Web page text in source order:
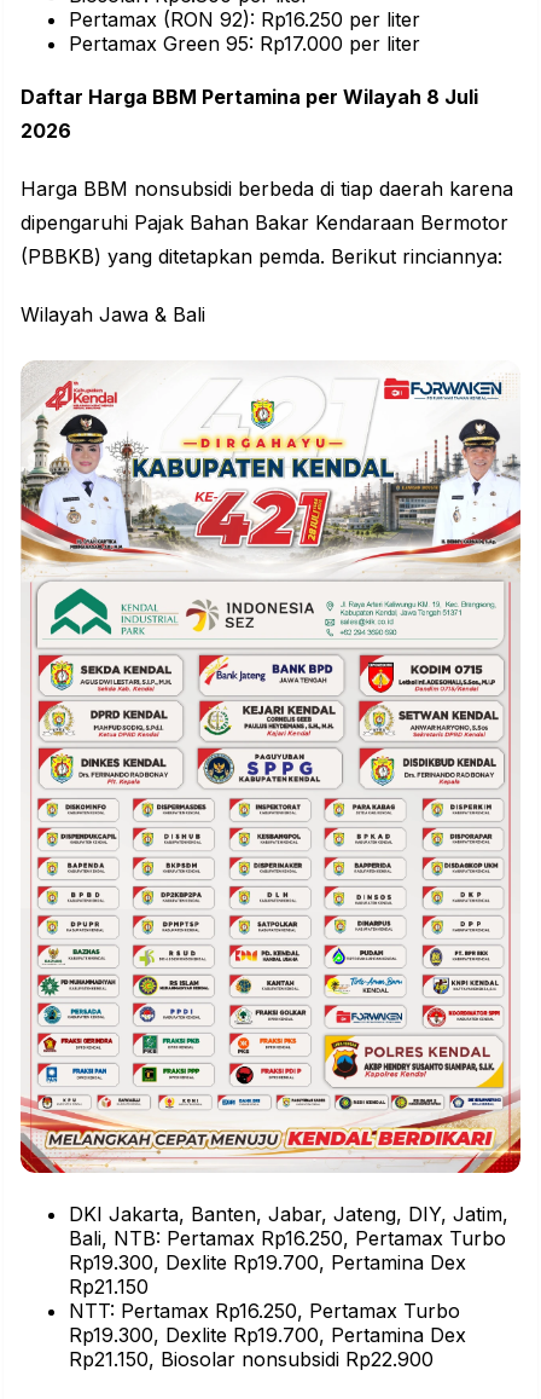
Pertamax (RON 92): Rp16.250 per liter
Pertamax Green 95: Rp17.000 per liter
Daftar Harga BBM Pertamina per Wilayah 8 Juli
2026
Harga BBM nonsubsidi berbeda di tiap daerah karena
dipengaruhi Pajak Bahan Bakar Kendaraan Bermotor
(PBBKB) yang ditetapkan pemda. Berikut rinciannya:
Wilayah Jawa & Bali
DKI Jakarta, Banten, Jabar, Jateng, DIY, Jatim,
Bali, NTB: Pertamax Rp16.250, Pertamax Turbo
Rp19.300, Dexlite Rp19.700, Pertamina Dex
Rp21.150
NTT: Pertamax Rp16.250, Pertamax Turbo
Rp19.300, Dexlite Rp19.700, Pertamina Dex
Rp21.150, Biosolar nonsubsidi Rp22.900